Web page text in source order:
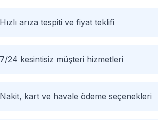
Hızlı arıza tespiti ve fiyat teklifi
7/24 kesintisiz müşteri hizmetleri
Nakit, kart ve havale ödeme seçenekleri